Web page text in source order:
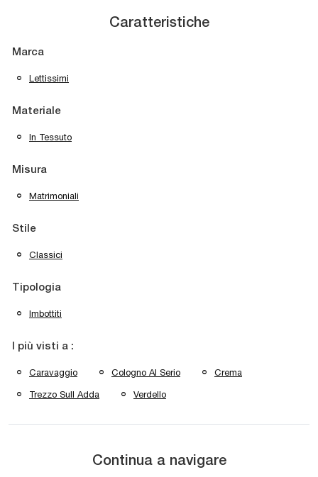
Caratteristiche
Marca
Lettissimi
Materiale
In Tessuto
Misura
Matrimoniali
Stile
Classici
Tipologia
Imbottiti
I più visti a :
Caravaggio Cologno Al Serio Crema
Trezzo Sull Adda Verdello
Continua a navigare